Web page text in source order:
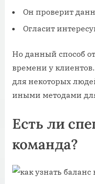
Он проверит
Огласит
Но данный способ
времени у
для некоторых
иными методами
Есть ли
команда?